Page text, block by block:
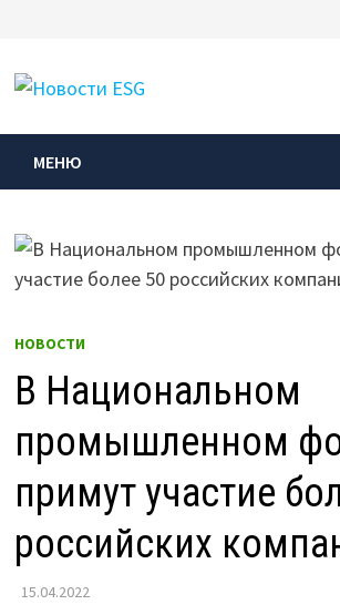
содержимому
МЕНЮ
НОВОСТИ
В Национальном
промышленном
примут участие
российских
15.04.2022